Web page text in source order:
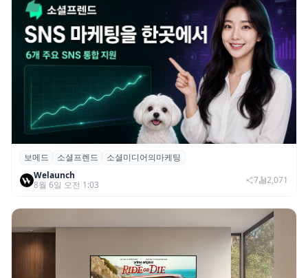
보메드 ‘소셜프렌드’, 유튜브·인스타 등 6개
SNS 마케팅 통합 지원
보메드 소셜프렌드
소셜미디어의마케팅
Welaunch
8월 6일 오전 1:03
7 2,071